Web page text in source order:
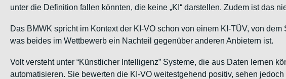
unter die Definition fallen könnten, die keine „KI“ darstellen. Zudem ist das
Das BMWK spricht im Kontext der KI-VO schon von einem KI-TÜV, von
was beides im Wettbewerb ein Nachteil gegenüber anderen Anbietern ist.
Volt versteht unter “Künstlicher Intelligenz” Systeme, die aus Daten lernen
automatisieren. Sie bewerten die KI-VO weitestgehend positiv, sehen